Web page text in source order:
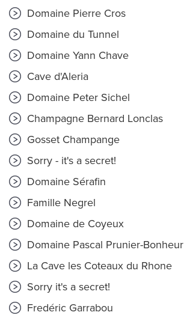
Domaine Pierre Cros
Domaine du Tunnel
Domaine Yann Chave
Cave d'Aleria
Domaine Peter Sichel
Champagne Bernard Lonclas
Gosset Champange
Sorry - it's a secret!
Domaine Sérafin
Famille Negrel
Domaine de Coyeux
Domaine Pascal Prunier-Bonheur
La Cave les Coteaux du Rhone
Sorry it's a secret!
Fredéric Garrabou